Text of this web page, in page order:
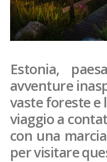
English
Spanish
Italiano
Estonia,
avventure
vaste foreste e
viaggio a
con una
per visitare